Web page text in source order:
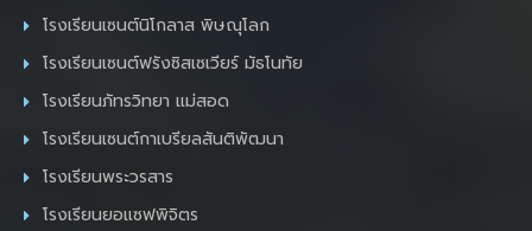
โรงเรียนเซนต์นิโกลาส พิษณุโลก
โรงเรียนเซนต์ฟรังซิสเซเวียร์ มัธโนทัย
โรงเรียนภัทรวิทยา แม่สอด
โรงเรียนเซนต์กาเบรียลสันติพัฒนา
โรงเรียนพระวรสาร
โรงเรียนยอแซฟพิจิตร